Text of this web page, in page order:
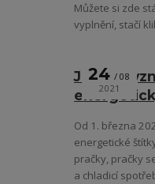
Můžete si zde
vyplnění, stačí
Jak se
24
08
2021
Od 1. března
energetické
pračky, pračky
a chladicí